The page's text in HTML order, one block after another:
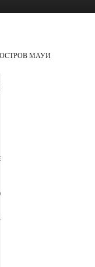
ОСТРОВ МАУИ